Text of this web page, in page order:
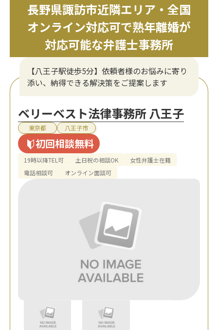
長野県諏訪市近隣エリア・全国
オンライン対応可で熟年離婚が
対応可能な弁護士事務所
【八王子駅徒歩5分】依頼者様のお悩みに寄り
添い、納得できる解決策をご提案します
ベリーベスト法律事務所 八王子
東京都 八王子市
初回相談無料
19時以降TEL可 土日祝の相談OK
女性弁護士在籍
電話相談可
オンライン面談可